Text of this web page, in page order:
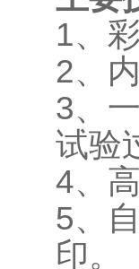
1、
2、
3、
试验
4、
5、
印。